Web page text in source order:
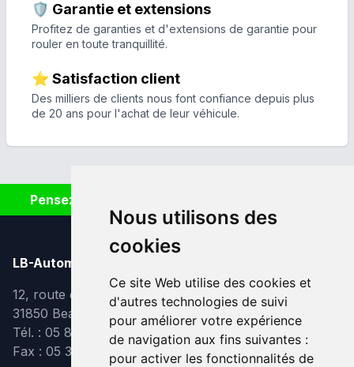
Nous utilisons des
cookies
Ce site Web utilise des cookies et
d'autres technologies de suivi
pour améliorer votre expérience
de navigation aux fins suivantes :
pour activer les fonctionnalités de
🛡️ Garantie et extensions
Profitez de garanties et d'extensions de garantie pour
rouler en toute tranquillité.
⭐ Satisfaction client
Des milliers de clients nous font confiance depuis plus
de 20 ans pour l'achat de leur véhicule.
Pensez à covoiturer #SeDéplacerMoinsPolluer
LB-Automobiles.com
12, route de Lavaur
31850 Beaupuy
Tél. : 05 82 95 39 40
Fax : 05 31 08 10 91